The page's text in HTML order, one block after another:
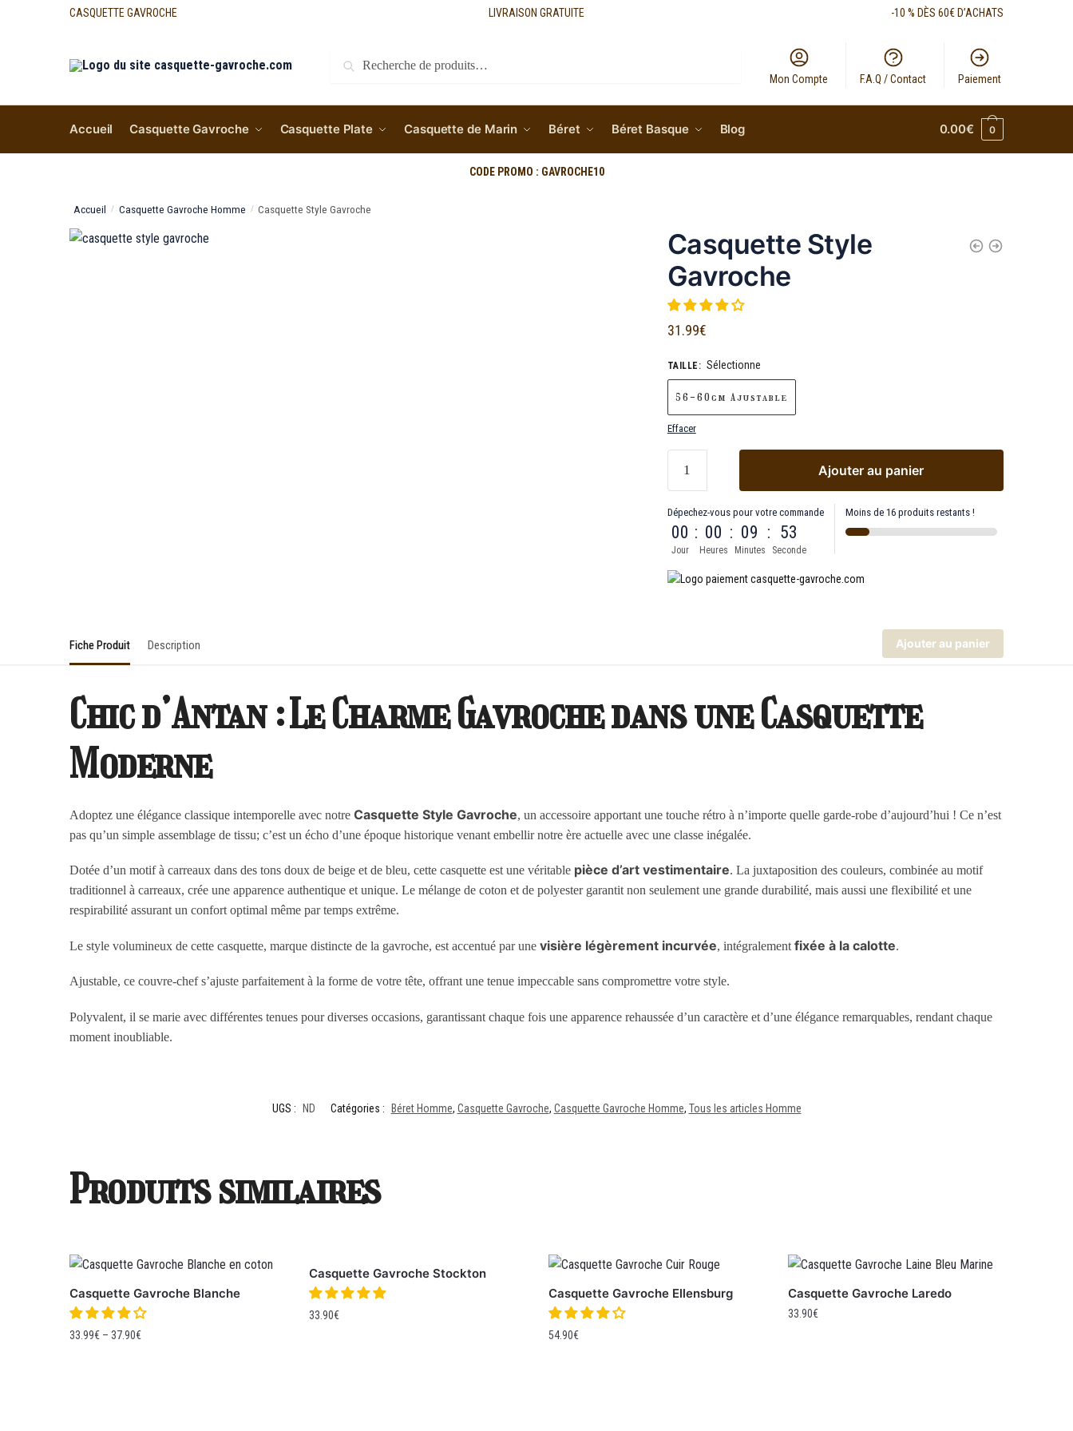
CASQUETTE GAVROCHE LIVRAISON GRATUITE -10 % DÈS 60€ D’ACHATS
Recherche
Mon Compte F.A.Q / Contact Paiement
Accueil Casquette Gavroche Casquette Plate Casquette de Marin Béret Béret Basque Blog 0.00€ 0
CODE PROMO : GAVROCHE10
Accueil / Casquette Gavroche Homme / Casquette Style Gavroche
Casquette Style
Gavroche
31.99€
TAILLE : Sélectionne
56-60cm Ajustable
Effacer
Ajouter au panier
Dépechez-vous pour votre commande
00
Jour
: 00
Heures
: 09
Minutes
: 52
Seconde
Moins de 16 produits restants !
Fiche Produit Description Ajouter au panier
Chic d’Antan : Le Charme Gavroche dans une Casquette
Moderne
Adoptez une élégance classique intemporelle avec notreCasquette Style Gavroche, un accessoire apportant une touche rétro à n’importe quelle garde-robe d’aujourd’hui ! Ce n’est
pas qu’un simple assemblage de tissu; c’est un écho d’une époque historique venant embellir notre ère actuelle avec une classe inégalée.
Dotée d’un motif à carreaux dans des tons doux de beige et de bleu, cette casquette est une véritable pièce d’art vestimentaire. La juxtaposition des couleurs, combinée au motif
traditionnel à carreaux, crée une apparence authentique et unique. Le mélange de coton et de polyester garantit non seulement une grande durabilité, mais aussi une flexibilité et une
respirabilité assurant un confort optimal même par temps extrême.
Le style volumineux de cette casquette, marque distincte de la gavroche, est accentué par unevisière légèrement incurvée, intégralementfixée à la calotte.
Ajustable, ce couvre-chef s’ajuste parfaitement à la forme de votre tête, offrant une tenue impeccable sans compromettre votre style.
Polyvalent, il se marie avec différentes tenues pour diverses occasions, garantissant chaque fois une apparence rehaussée d’un caractère et d’une élégance remarquables, rendant chaque
moment inoubliable.
UGS : ND Catégories : Béret Homme, Casquette Gavroche, Casquette Gavroche Homme, Tous les articles Homme
Produits similaires
Casquette Gavroche Blanche
33.99€ –37.90€
Casquette Gavroche Stockton
33.90€
Casquette Gavroche Ellensburg
54.90€
Casquette Gavroche Laredo
33.90€